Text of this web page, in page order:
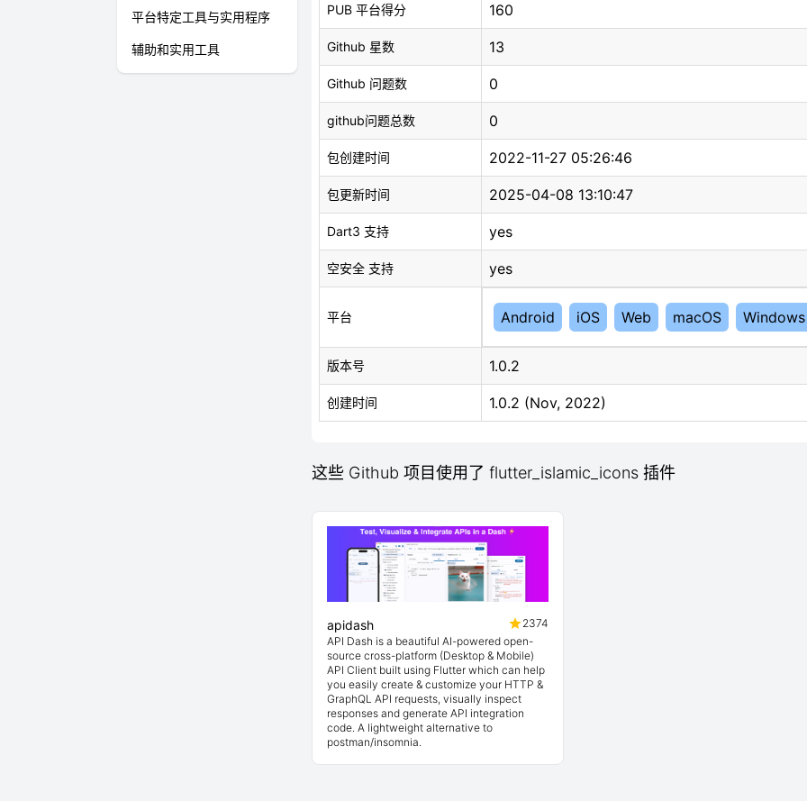
平台特定工具与实用程序
辅助和实用工具
PUB 平台得分 160
Github 星数 13
Github 问题数 0
github问题总数 0
包创建时间 2022-11-27 05:26:46
包更新时间 2025-04-08 13:10:47
Dart3 支持 yes
空安全 支持 yes
平台 Android iOS Web macOS Windows
版本号 1.0.2
创建时间 1.0.2 (Nov, 2022)
这些 Github 项目使用了 flutter_islamic_icons 插件
apidash
2374
API Dash is a beautiful AI-powered open-
source cross-platform (Desktop & Mobile)
API Client built using Flutter which can help
you easily create & customize your HTTP &
GraphQL API requests, visually inspect
responses and generate API integration
code. A lightweight alternative to
postman/insomnia.